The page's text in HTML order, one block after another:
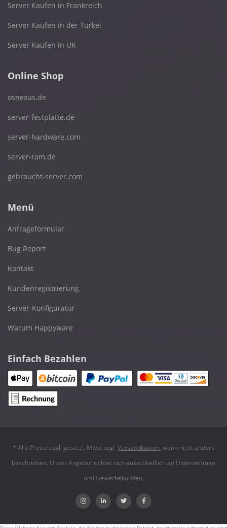
Server Kaufen in Frankreich
Server Kaufen in der Türkei
Server Kaufen in UK
Online Shop
osnexus.de
server-festplatte.de
server-hardware.com
server-ram.de
gebraucht-server.com
Menü
Anfrageformular
Bug Report
Kontakt
Kundenregistrierung
Server-Konfigurator
Warum Happyware
Einfach Bezahlen
* Alle Preise zzgl. gesetzl. Mwst zzgl. Versandkosten, wenn nicht anders
beschrieben. Unser Angebot richtet sich ausschließlich an Unternehmen
und Gewerbekunden.